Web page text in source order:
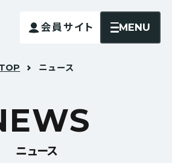
会員サイト MENU
TOP ニュース
EWS
ニュース